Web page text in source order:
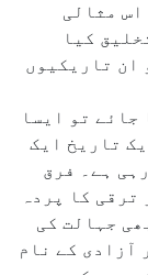
اس مثالی
کیا
ان تاریکیوں
جائے تو ایسا
تاریخ ایک
ہے۔ فرق
کا پردہ
جہالت کی
آزادی کے نام